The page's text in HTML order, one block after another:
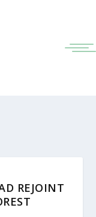
REJOINT